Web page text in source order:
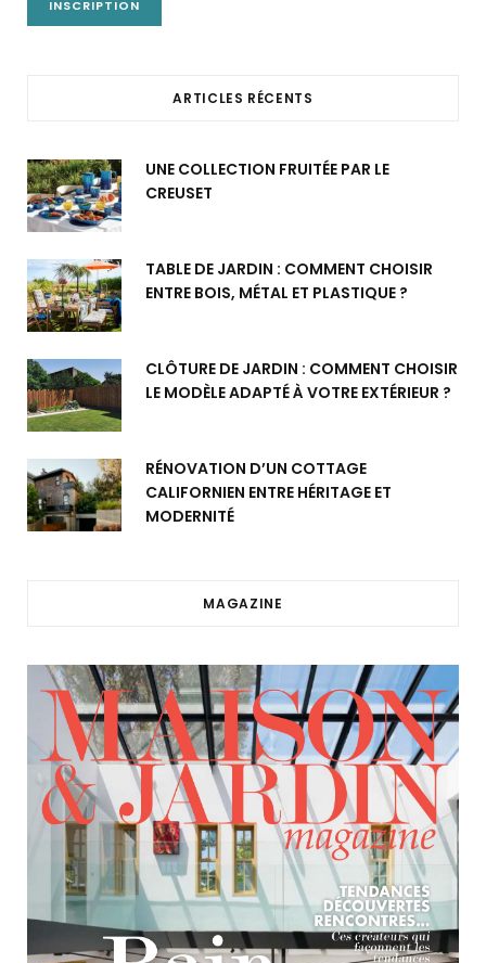
ARTICLES RÉCENTS
UNE COLLECTION FRUITÉE PAR LE
CREUSET
TABLE DE JARDIN : COMMENT CHOISIR
ENTRE BOIS, MÉTAL ET PLASTIQUE ?
CLÔTURE DE JARDIN : COMMENT CHOISIR
LE MODÈLE ADAPTÉ À VOTRE EXTÉRIEUR ?
RÉNOVATION D’UN COTTAGE
CALIFORNIEN ENTRE HÉRITAGE ET
MODERNITÉ
MAGAZINE